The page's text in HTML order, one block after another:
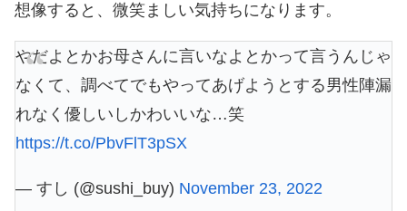
想像すると、微笑ましい気持ちになります。
やだよとかお母さんに言いなよとかって言うんじゃ
なくて、調べてでもやってあげようとする男性陣漏
れなく優しいしかわいいな…笑
https://t.co/PbvFlT3pSX
— すし (@sushi_buy) November 23, 2022